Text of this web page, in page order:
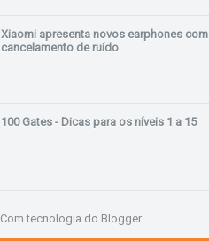
Xiaomi apresenta novos earphones com
cancelamento de ruído
100 Gates - Dicas para os níveis 1 a 15
Com tecnologia do Blogger.